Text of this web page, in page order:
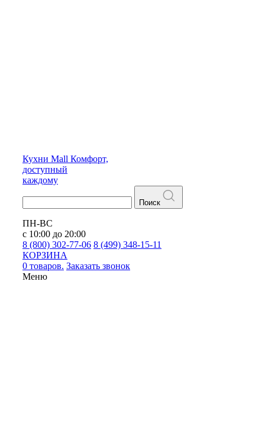
Кухни Mall Комфорт,
доступный
каждому
Поиск
ПН-ВС
с 10:00 до 20:00
8 (800) 302-77-06 8 (499) 348-15-11
КОРЗИНА
0 товаров. Заказать звонок
Меню